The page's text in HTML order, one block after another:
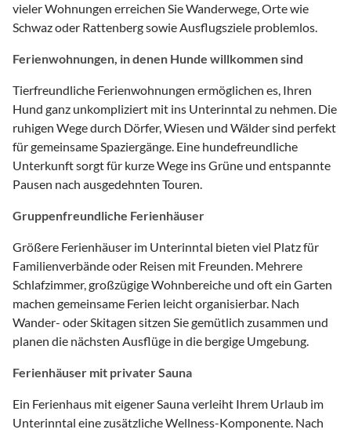
vieler Wohnungen erreichen Sie Wanderwege, Orte wie
Schwaz oder Rattenberg sowie Ausflugsziele problemlos.
Ferienwohnungen, in denen Hunde willkommen sind
Tierfreundliche Ferienwohnungen ermöglichen es, Ihren
Hund ganz unkompliziert mit ins Unterinntal zu nehmen. Die
ruhigen Wege durch Dörfer, Wiesen und Wälder sind perfekt
für gemeinsame Spaziergänge. Eine hundefreundliche
Unterkunft sorgt für kurze Wege ins Grüne und entspannte
Pausen nach ausgedehnten Touren.
Gruppenfreundliche Ferienhäuser
Größere Ferienhäuser im Unterinntal bieten viel Platz für
Familienverbände oder Reisen mit Freunden. Mehrere
Schlafzimmer, großzügige Wohnbereiche und oft ein Garten
machen gemeinsame Ferien leicht organisierbar. Nach
Wander- oder Skitagen sitzen Sie gemütlich zusammen und
planen die nächsten Ausflüge in die bergige Umgebung.
Ferienhäuser mit privater Sauna
Ein Ferienhaus mit eigener Sauna verleiht Ihrem Urlaub im
Unterinntal eine zusätzliche Wellness-Komponente. Nach